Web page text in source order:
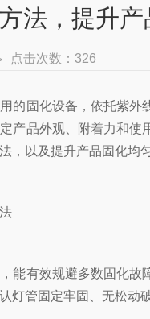
法，提升
点击次数：326
固化设备，依托紫外
产品外观、附着力和
，以及提升产品固化均
有效规避多数固化故
灯管固定牢固、无松